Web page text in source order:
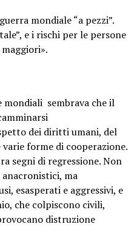
mondiale “a pezzi”.
e i rischi per le persone
mondiali sembrava che il
dei diritti umani, del
forme di cooperazione.
segni di regressione. Non
ma
esasperati e aggressivi, e
che colpiscono civili,
distruzione